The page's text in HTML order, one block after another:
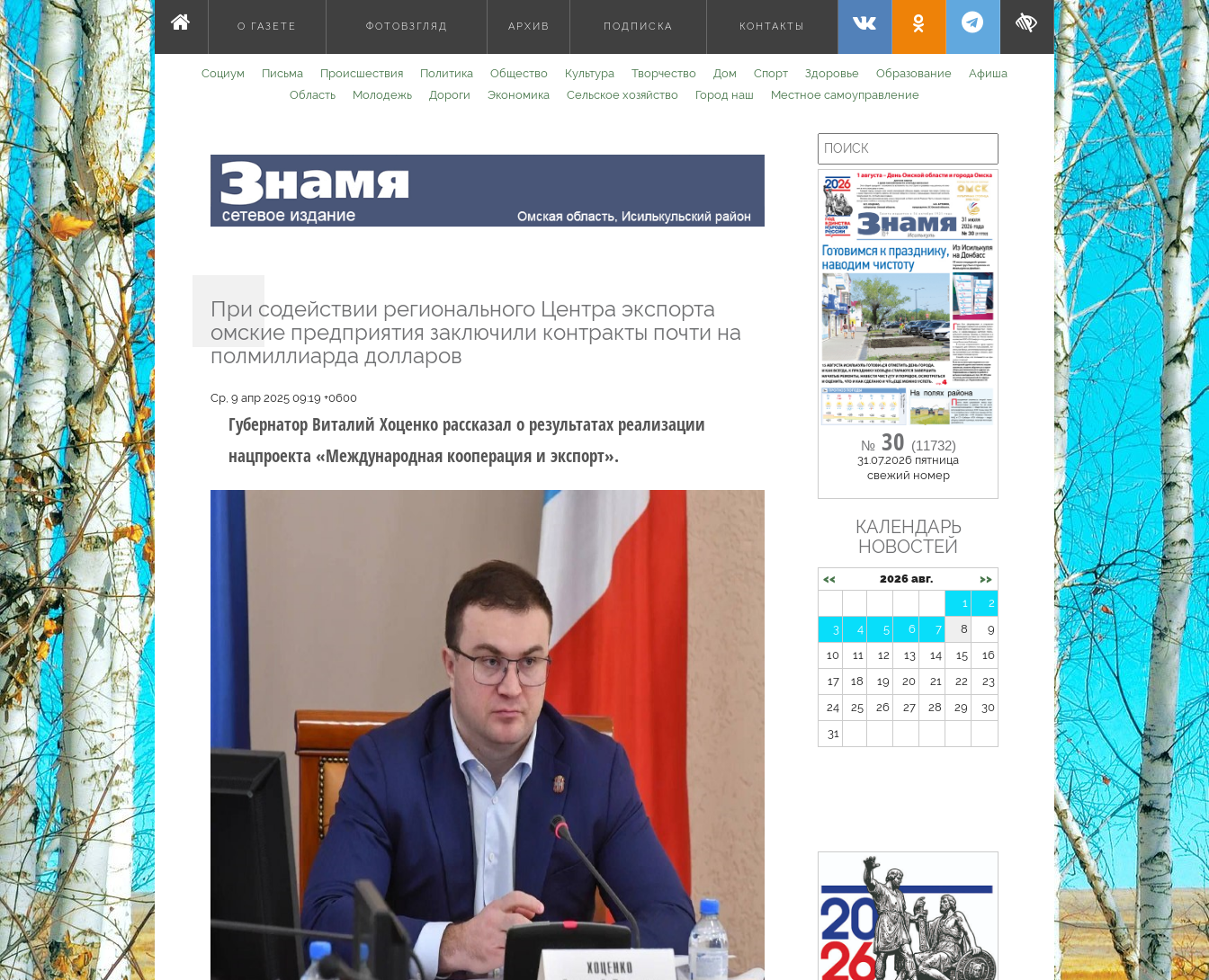
О ГАЗЕТЕ ФОТОВЗГЛЯД АРХИВ ПОДПИСКА КОНТАКТЫ
Социум Письма Происшествия Политика Общество Культура Творчество Дом Спорт Здоровье Образование
Афиша
Область
Молодежь Дороги Экономика Сельское хозяйство Город наш Местное самоуправление
При содействии регионального Центра экспорта
омские предприятия заключили контракты почти на
полмиллиарда долларов
Ср, 9 апр 2025 09:19 +0600
Губернатор Виталий Хоценко рассказал о результатах реализации
нацпроекта «Международная кооперация и экспорт».
№30 (11732)
31.07.2026 пятница
cвежий номер
КАЛЕНДАРЬ
НОВОСТЕЙ
<< 2026 авг.
>>
1
2
3
4 5 6 7 8
9
10
11 12 13 14 15
16
17
18 19 20 21 22
23
24
25 26 27 28 29
30
31